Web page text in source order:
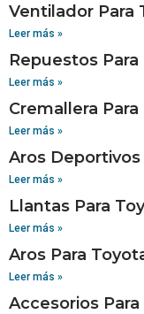
Ventilador Para
Leer más »
Repuestos
Leer más »
Cremallera
Leer más »
Aros Deportivos
Leer más »
Llantas Para
Leer más »
Aros Para
Leer más »
Accesorios